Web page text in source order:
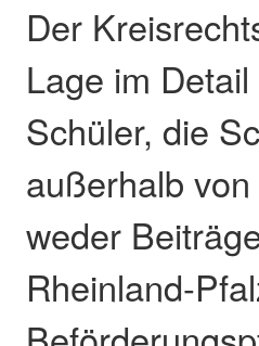
Der
Lage im
Schüler, die
außerhalb
weder
Rheinland-